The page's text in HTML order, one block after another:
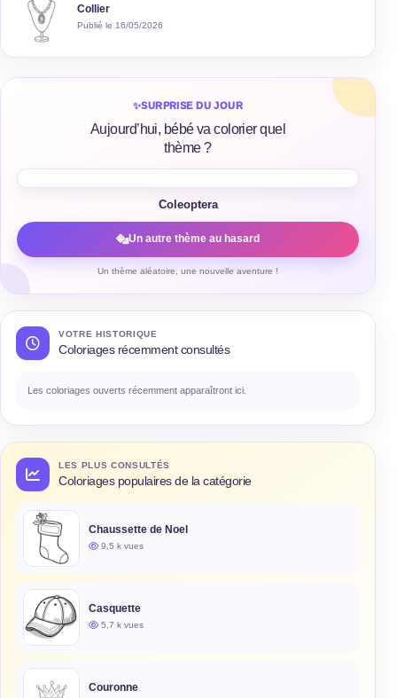
Collier
Publié le 16/05/2026
✨SURPRISE DU JOUR
Aujourd’hui, bébé va colorier quel
thème ?
Coleoptera
Un autre thème au hasard
Un thème aléatoire, une nouvelle aventure !
VOTRE HISTORIQUE
Coloriages récemment consultés
Les coloriages ouverts récemment apparaîtront ici.
LES PLUS CONSULTÉS
Coloriages populaires de la catégorie
Chaussette de Noel
9,5 k vues
Casquette
5,7 k vues
Couronne